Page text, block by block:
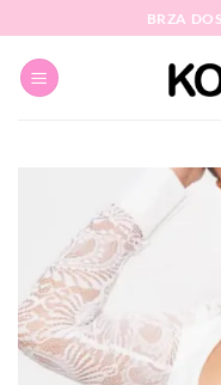
to
content
BRZA